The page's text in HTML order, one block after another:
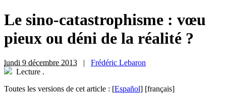
Le sino-catastrophisme : vœu
pieux ou déni de la réalité ?
lundi 9 décembre 2013 | Frédéric Lebaron
Lecture .
Toutes les versions de cet article : [Español] [français]